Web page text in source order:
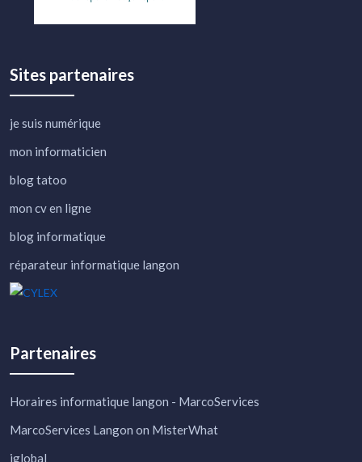
Sites partenaires
je suis numérique
mon informaticien
blog tatoo
mon cv en ligne
blog informatique
réparateur informatique langon
Partenaires
Horaires informatique langon - MarcoServices
MarcoServices Langon on MisterWhat
iglobal